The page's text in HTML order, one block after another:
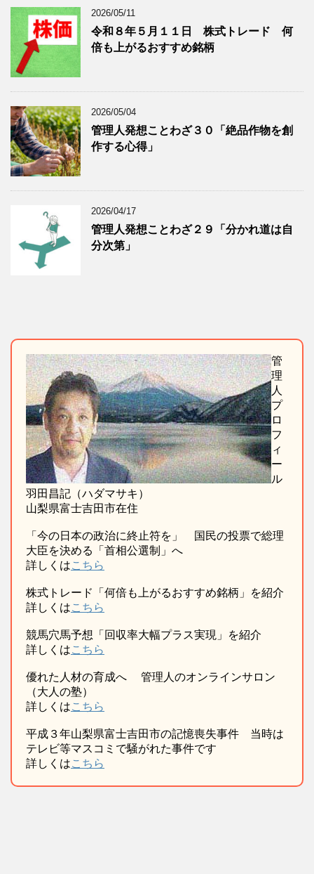
2026/05/11
令和８年５月１１日 株式トレード 何
倍も上がるおすすめ銘柄
2026/05/04
管理人発想ことわざ３０「絶品作物を創
作する心得」
2026/04/17
管理人発想ことわざ２９「分かれ道は自
分次第」
管
理
人
プ
ロ
フ
ィ
ー
ル
羽田昌記（ハダマサキ）
山梨県富士吉田市在住
「今の日本の政治に終止符を」 国民の投票で総理
大臣を決める「首相公選制」へ
詳しくはこちら
株式トレード「何倍も上がるおすすめ銘柄」を紹介
詳しくはこちら
競馬穴馬予想「回収率大幅プラス実現」を紹介
詳しくはこちら
優れた人材の育成へ 管理人のオンラインサロン
（大人の塾）
詳しくはこちら
平成３年山梨県富士吉田市の記憶喪失事件 当時は
テレビ等マスコミで騒がれた事件です
詳しくはこちら